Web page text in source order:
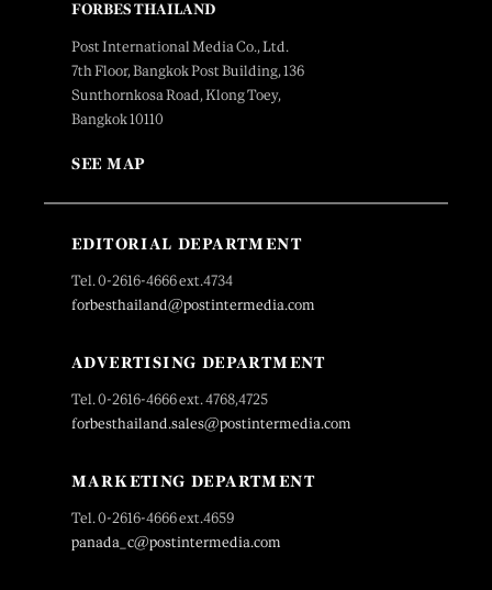
FORBES THAILAND
Post International Media Co., Ltd.
7th Floor, Bangkok Post Building, 136
Sunthornkosa Road, Klong Toey,
Bangkok 10110
SEE MAP
EDITORIAL DEPARTMENT
Tel. 0-2616-4666 ext.4734
forbesthailand@postintermedia.com
ADVERTISING DEPARTMENT
Tel. 0-2616-4666 ext. 4768,4725
forbesthailand.sales@postintermedia.com
MARKETING DEPARTMENT
Tel. 0-2616-4666 ext.4659
panada_c@postintermedia.com